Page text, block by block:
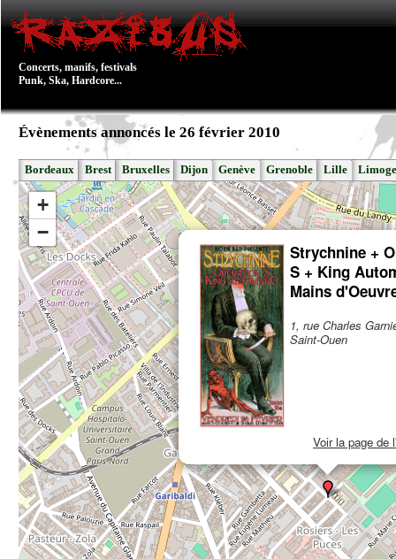
Concerts, manifs, festivals
Punk, Ska, Hardcore...
Évènements annoncés le 26 février 2010
Bordeaux Brest Bruxelles Dijon Genève Grenoble Lille
Strychnine +
S + King
Mains
1, rue Charles
Saint-Ouen
Voir la page de
+
−